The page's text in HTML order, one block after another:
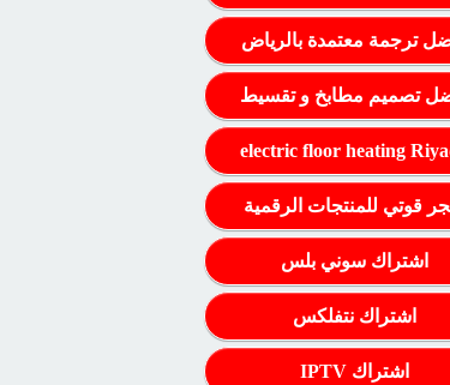
ترجمة معتمدة بالرياض
تصميم مطابخ و تقسيط
electric floor heating
قوتي للمنتجات الرقمية
اشتراك سوني بلس
اشتراك نتفلكس
اشتراك IPTV